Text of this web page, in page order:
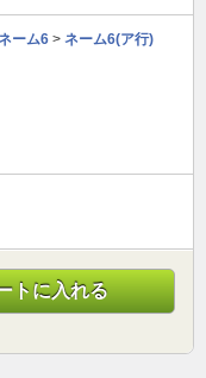
ーム6 > ネーム6(ア行)
トに入れる